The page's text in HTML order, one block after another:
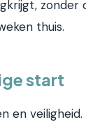
zonder
thuis.
start
en